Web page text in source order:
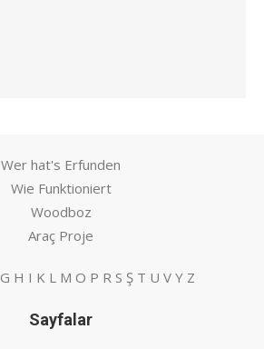
Wer hat's Erfunden
Wie Funktioniert
Woodboz
Araç Proje
G H I K L M O P R S Ş T U V Y Z
Sayfalar